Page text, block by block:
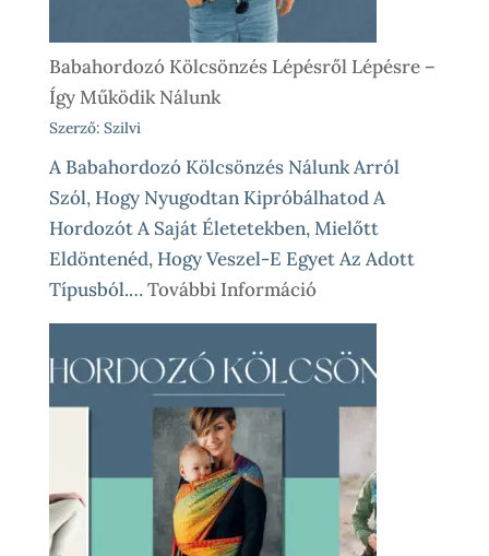
Babahordozó Kölcsönzés Lépésről Lépésre –
Így Működik Nálunk
Szerző: Szilvi
A Babahordozó Kölcsönzés Nálunk Arról
Szól, Hogy Nyugodtan Kipróbálhatod A
Hordozót A Saját Életetekben, Mielőtt
Eldöntenéd, Hogy Veszel-E Egyet Az Adott
Típusból.…További Információ:
Babahordozó
Kölcsönzés
Lépésről
Lépésre
Így
Működik
Nálunk